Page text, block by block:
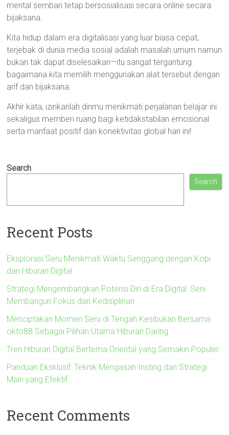
mental sembari tetap bersosialisasi secara online secara
bijaksana.
Kita hidup dalam era digitalisasi yang luar biasa cepat;
terjebak di dunia media sosial adalah masalah umum namun
bukan tak dapat diselesaikan—itu sangat tergantung
bagaimana kita memilih menggunakan alat tersebut dengan
arif dan bijaksana.
Akhir kata, izinkanlah dirimu menikmati perjalanan belajar ini
sekaligus memberi ruang bagi ketidakstabilan emosional
serta manfaat positif dari konektivitas global hari ini!
Search
Search
Recent Posts
Eksplorasi Seru Menikmati Waktu Senggang dengan Kopi
dan Hiburan Digital
Strategi Mengembangkan Potensi Diri di Era Digital: Seni
Membangun Fokus dan Kedisiplinan
Menciptakan Momen Seru di Tengah Kesibukan Bersama
okto88 Sebagai Pilihan Utama Hiburan Daring
Tren Hiburan Digital Bertema Oriental yang Semakin Populer
Panduan Eksklusif: Teknik Mengasah Insting dan Strategi
Main yang Efektif
Recent Comments